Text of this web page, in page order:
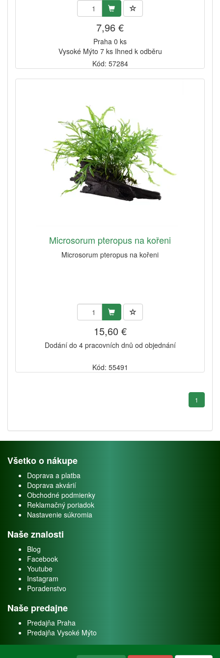
7,96 €
Praha 0 ks
Vysoké Mýto 7 ks Ihned k odběru
Kód: 57284
Microsorum pteropus na kořeni
Microsorum pteropus na kořeni
15,60 €
Dodání do 4 pracovních dnů od objednání
Kód: 55491
1
Všetko o nákupe
Doprava a platba
Doprava akvárií
Obchodné podmienky
Reklamačný poriadok
Nastavenie súkromia
Naše znalosti
Blog
Facebook
Youtube
Instagram
Poradenstvo
Naše predajne
Predajňa Praha
Predajňa Vysoké Mýto